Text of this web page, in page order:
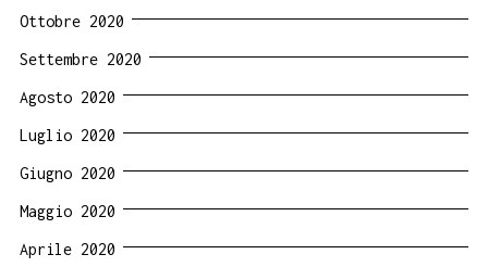
Ottobre 2020
Settembre 2020
Agosto 2020
Luglio 2020
Giugno 2020
Maggio 2020
Aprile 2020